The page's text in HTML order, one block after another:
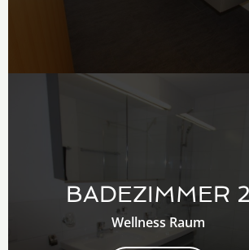
BADEZIMMER 2
Wellness Raum